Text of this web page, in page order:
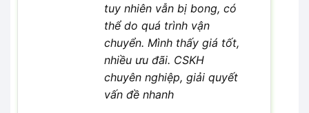
tuy nhiên vẫn bị bong, có
thể do quá trình vận
chuyển. Mình thấy giá tốt,
nhiều ưu đãi. CSKH
chuyên nghiệp, giải quyết
vấn đề nhanh